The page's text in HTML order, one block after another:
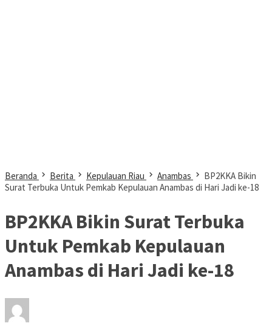
Beranda Berita Kepulauan Riau Anambas
BP2KKA Bikin
Surat Terbuka Untuk Pemkab Kepulauan Anambas di Hari Jadi ke-18
BP2KKA Bikin Surat Terbuka
Untuk Pemkab Kepulauan
Anambas di Hari Jadi ke-18